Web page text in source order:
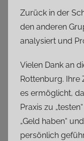
Zurück in der
den anderen
analysiert und
Vielen Dank an
Rottenburg. Ihre
es ermöglicht,
Praxis zu
„Geld haben“
persönlich